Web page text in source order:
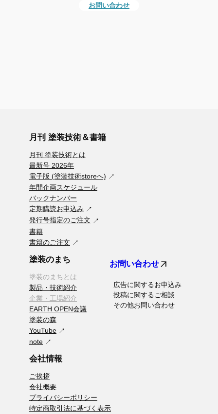
お問い合わせ
月刊 塗装技術＆書籍
月刊 塗装技術とは
最新号 2026年
電子版 (塗装技術storeへ)
年間企画スケジュール
バックナンバー
定期購読お申込み
発行号指定のご注文
書籍
書籍のご注文
塗装のまち
塗装のまちとは
製品・技術紹介
企業・工場紹介
EARTH OPEN会議
塗装の森
YouTube
note
お問い合わせarrow_outward
広告に関するお申込み
投稿に関するご相談
その他お問い合わせ
会社情報
ご挨拶
会社概要
プライバシーポリシー
特定商取引法に基づく表示